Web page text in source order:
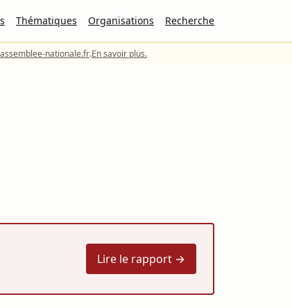
Thématiques Organisations Recherche
assemblee-nationale.fr.En savoir plus.
Lire le rapport →